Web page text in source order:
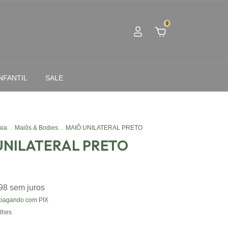
0
SALE
. Maiôs & Bodies . MAIÔ UNILATERAL PRETO
PRETO
sem juros
com PIX